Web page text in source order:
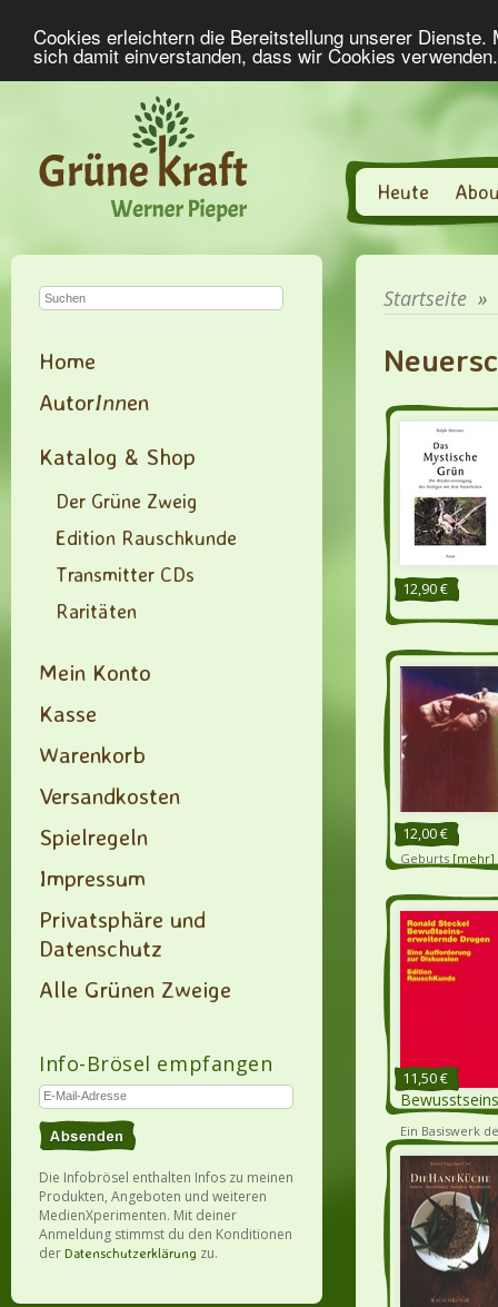
Cookies erleichtern die Bereitstellung unserer
sich damit einverstanden, dass wir Cookies
Heute
Home
AutorInnen
Katalog & Shop
Der Grüne Zweig
Edition Rauschkunde
Transmitter CDs
Raritäten
Mein Konto
Kasse
Warenkorb
Versandkosten
Spielregeln
Impressum
Privatsphäre und
Datenschutz
Alle Grünen Zweige
Info-Brösel empfangen
Die Infobrösel enthalten Infos zu meinen
Produkten, Angeboten und weiteren
MedienXperimenten. Mit deiner
Anmeldung stimmst du den Konditionen
der Datenschutzerklärung zu.
Startseite »
12,90 €
12,00 €
Geburts [mehr]
11,50 €
Ein Basiswerk
Nach 30
Power[mehr]